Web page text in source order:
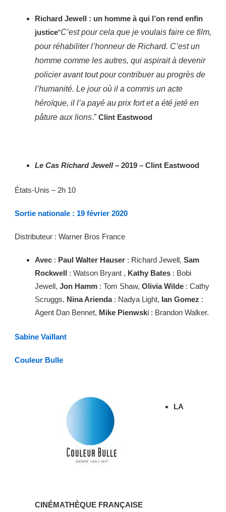
Richard Jewell : un homme à qui l’on rend enfin
justice“C’est pour cela que je voulais faire ce film,
pour réhabiliter l’honneur de Richard. C’est un
homme comme les autres, qui aspirait à devenir
policier avant tout pour contribuer au progrès de
l’humanité. Le jour où il a commis un acte
héroïque, il l’a payé au prix fort et a été jeté en
pâture aux lions.” Clint Eastwood
Le Cas Richard Jewell– 2019 – Clint Eastwood
États-Unis – 2h 10
Sortie nationale : 19 février 2020
Distributeur : Warner Bros France
Avec : Paul Walter Hauser : Richard Jewell, Sam
Rockwell : Watson Bryant , Kathy Bates : Bobi
Jewell, Jon Hamm : Tom Shaw, Olivia Wilde : Cathy
Scruggs, Nina Arienda: Nadya Light, Ian Gomez :
Agent Dan Bennet, Mike Pienwski : Brandon Walker.
Sabine Vaillant
Couleur Bulle
LA
CINÉMATHÈQUE FRANÇAISE